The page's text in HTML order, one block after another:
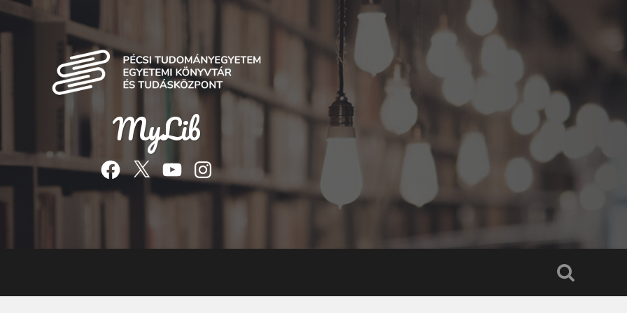
MyLib
Facebook
TwitterYouTube
Instagram